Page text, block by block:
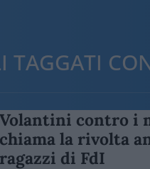
TAGGATI
Volantini contro i
chiama la rivolta
ragazzi di FdI